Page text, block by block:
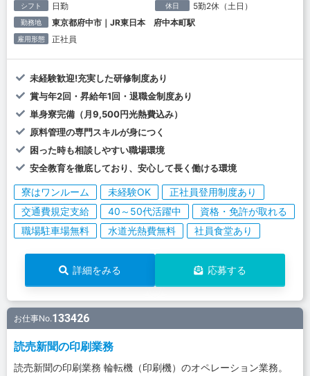
シフト 日勤 休日 5勤2休（土日）
勤務地 東京都府中市｜JR東日本 府中本町駅
雇用形態 正社員
未経験歓迎!充実した研修制度あり
賞与年2回・昇給年1回・退職金制度あり
単身寮完備（月9,500円光熱費込み）
原料管理の専門スキルが身につく
困った時も相談しやすい職場環境
安全教育を徹底しており、安心して長く働ける環境
寮はワンルーム 未経験OK
正社員登用制度あり
交通費規定支給
40～50代活躍中
資格・免許が取れる
職場駐車場無料
水道光熱費無料 社員食堂あり
詳細をみる 応募する
お仕事No.133426
読売新聞の印刷業務
読売新聞の印刷業務 輪転機（印刷機）のオペレーション業務。